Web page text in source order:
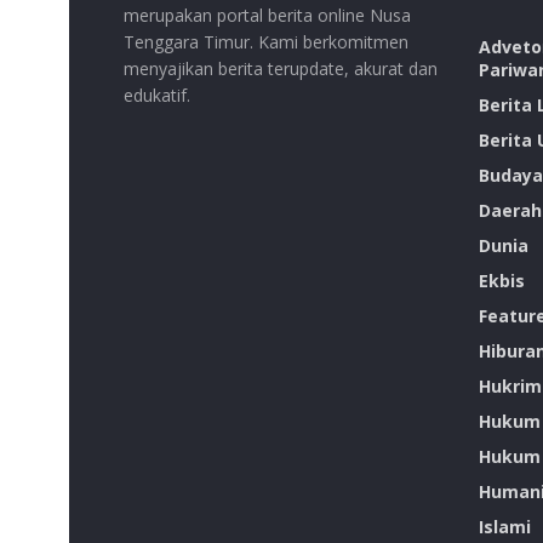
merupakan portal berita online Nusa
Tenggara Timur. Kami berkomitmen
menyajikan berita terupdate, akurat dan
edukatif.
Berita
Berita
Budaya
Daerah
Dunia
Ekbis
Hukrim
Hukum
Islami